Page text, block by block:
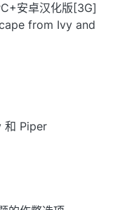
安卓汉化版[3G]
from Ivy and
和 Piper